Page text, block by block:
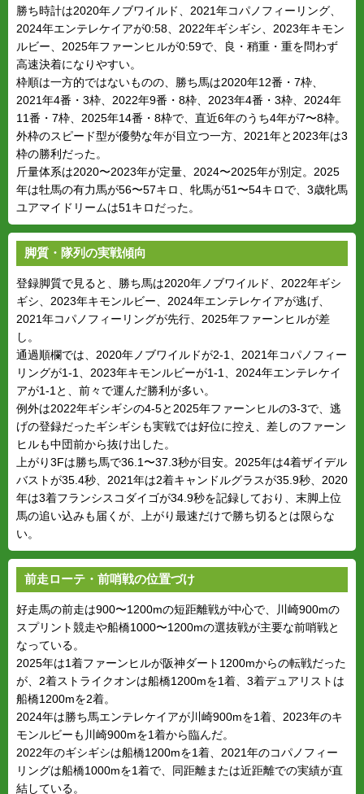
勝ち時計は2020年ノブワイルド、2021年コパノフィーリング、
2024年エンテレケイアが0:58、2022年ギシギシ、2023年キモン
ルビー、2025年ファーンヒルが0:59で、良・稍重・重を問わず
高速決着になりやすい。
枠順は一方的ではないものの、勝ち馬は2020年12番・7枠、
2021年4番・3枠、2022年9番・8枠、2023年4番・3枠、2024年
11番・7枠、2025年14番・8枠で、直近6年のうち4年が7〜8枠。
外枠のスピード型が優勢な年が目立つ一方、2021年と2023年は3
枠の勝利だった。
斤量体系は2020〜2023年が定量、2024〜2025年が別定。2025
年は牡馬の有力馬が56〜57キロ、牝馬が51〜54キロで、3歳牝馬
ユアマイドリームは51キロだった。
脚質・隊列の実戦傾向
登録脚質で見ると、勝ち馬は2020年ノブワイルド、2022年ギシ
ギシ、2023年キモンルビー、2024年エンテレケイアが逃げ、
2021年コパノフィーリングが先行、2025年ファーンヒルが差
し。
通過順欄では、2020年ノブワイルドが2-1、2021年コパノフィー
リングが1-1、2023年キモンルビーが1-1、2024年エンテレケイ
アが1-1と、前々で運んだ勝利が多い。
例外は2022年ギシギシの4-5と2025年ファーンヒルの3-3で、逃
げの登録だったギシギシも実戦では好位に控え、差しのファーン
ヒルも中団前から抜け出した。
上がり3Fは勝ち馬で36.1〜37.3秒が目安。2025年は4着ザイデル
バストが35.4秒、2021年は2着キャンドルグラスが35.9秒、2020
年は3着フランシスコダイゴが34.9秒を記録しており、末脚上位
馬の追い込みも届くが、上がり最速だけで勝ち切るとは限らな
い。
前走ローテ・前哨戦の位置づけ
好走馬の前走は900〜1200mの短距離戦が中心で、川崎900mの
スプリント競走や船橋1000〜1200mの選抜戦が主要な前哨戦と
なっている。
2025年は1着ファーンヒルが阪神ダート1200mからの転戦だった
が、2着ストライクオンは船橋1200mを1着、3着デュアリストは
船橋1200mを2着。
2024年は勝ち馬エンテレケイアが川崎900mを1着、2023年のキ
モンルビーも川崎900mを1着から臨んだ。
2022年のギシギシは船橋1200mを1着、2021年のコパノフィー
リングは船橋1000mを1着で、同距離または近距離での実績が直
結している。